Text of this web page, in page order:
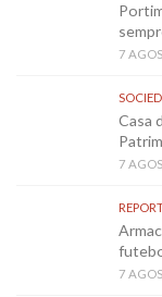
7
Casa
7
7